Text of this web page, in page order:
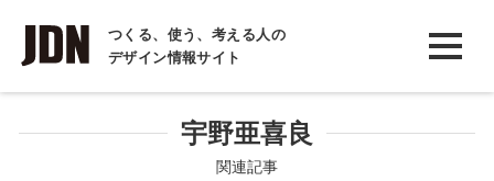
つくる、使う、考える人の
デザイン情報サイト
INTERVIEW
インタビュー
宇野亜喜良
関連記事